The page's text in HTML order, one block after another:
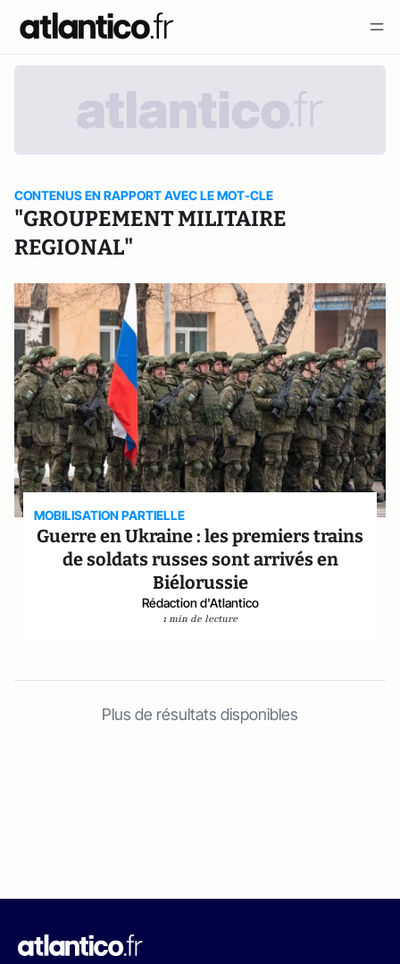
CONTENUS EN RAPPORT AVEC LE MOT-CLE
"GROUPEMENT MILITAIRE
REGIONAL"
MOBILISATION PARTIELLE
Guerre en Ukraine : les premiers trains
de soldats russes sont arrivés en
Biélorussie
Rédaction d'Atlantico
1 min de lecture
Plus de résultats disponibles